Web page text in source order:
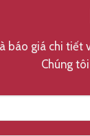
báo giá chi tiết
Chúng